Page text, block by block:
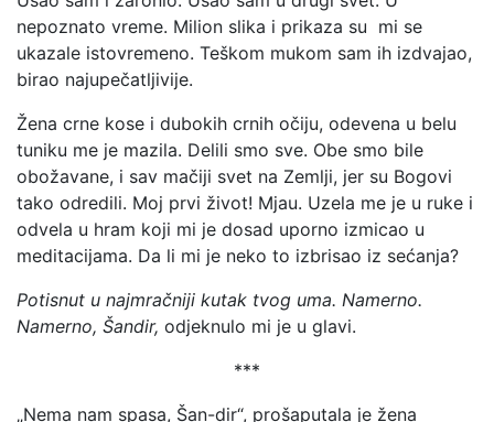
nepoznato vreme. Milion slika i prikaza su mi se
ukazale istovremeno. Teškom mukom sam ih izdvajao,
birao najupečatljivije.
Žena crne kose i dubokih crnih očiju, odevena u belu
tuniku me je mazila. Delili smo sve. Obe smo bile
obožavane, i sav mačiji svet na Zemlji, jer su Bogovi
tako odredili. Moj prvi život! Mjau. Uzela me je u ruke i
odvela u hram koji mi je dosad uporno izmicao u
meditacijama. Da li mi je neko to izbrisao iz sećanja?
Potisnut u najmračniji kutak tvog uma. Namerno.
Namerno, Šandir, odjeknulo mi je u glavi.
***
„Nema nam spasa, Šan-dir“, prošaputala je žena